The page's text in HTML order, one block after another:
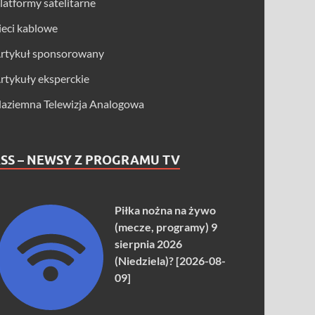
satelitarne
kablowe
sponsorowany
eksperckie
Telewizja Analogowa
– NEWSY Z PROGRAMU TV
Piłka nożna na żywo
(mecze, programy) 9
sierpnia 2026
(Niedziela)? [2026-08-
09]